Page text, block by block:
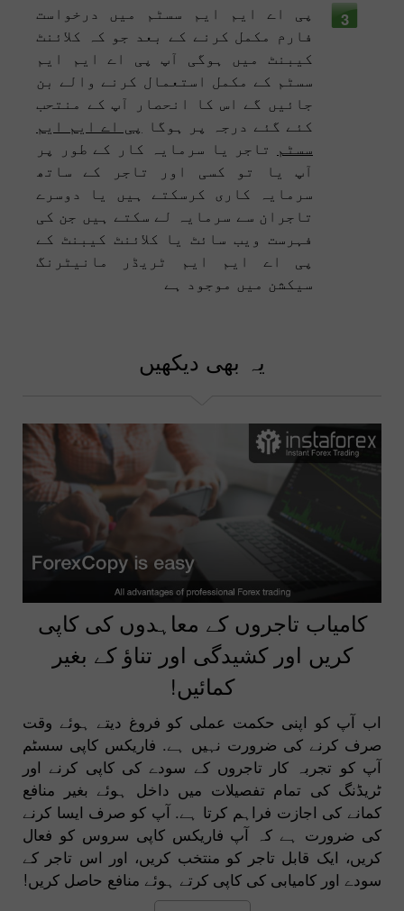
3
پی اے ایم ایم سسٹم میں درخواست
فارم مکمل کرنے کے بعد جو کہ کلائنٹ
کیبنٹ میں ہوگی آپ پی اے ایم ایم
سسٹم کے مکمل استعمال کرنے والے بن
جائیں گے اس کا انحصار آپ کے منتحب
کئے گئے درجہ پر ہوگا
پی اے ایم ایم
سسٹم تاجر یا سرمایہ کار کے طور پر
آپ یا تو کسی اور تاجر کے ساتھ
سرمایہ کاری کرسکتے ہیں یا دوسرے
تاجران سے سرمایہ لے سکتے ہیں جن کی
فہرست ویب سائٹ یا کلائنٹ کیبنٹ کے
پی اے ایم ایم ٹریڈر مانیٹرنگ
سیکشن میں موجود ہے
یہ بھی دیکھیں
کامیاب تاجروں کے معاہدوں کی کاپی
کریں اور کشیدگی اور تناؤ کے بغیر
کمائیں!
اب آپ کو اپنی حکمت عملی کو فروغ دیتے ہوئے وقت
صرف کرنے کی ضرورت نہیں ہے. فاریکس کاپی سسٹم
آپ کو تجربہ کار تاجروں کے سودے کی کاپی کرنے اور
ٹریڈنگ کی تمام تفصیلات میں داخل ہوئے بغیر منافع
کمانے کی اجازت فراہم کرتا ہے. آپ کو صرف ایسا کرنے
کی ضرورت ہے کہ آپ فاریکس کاپی سروس کو فعال
کریں، ایک قابل تاجر کو منتخب کریں، اور اس تاجر کے
سودے اور کامیابی کی کاپی کرتے ہوئے منافع حاصل کریں!